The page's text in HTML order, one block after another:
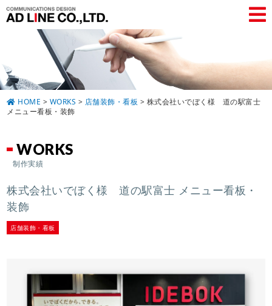
HOME > WORKS > 店舗装飾・看板 > 株式会社いでぼく様 道の駅富士
メニュー看板・装飾
WORKS
制作実績
株式会社いでぼく様 道の駅富士 メニュー看板・
装飾
店舗装飾・看板